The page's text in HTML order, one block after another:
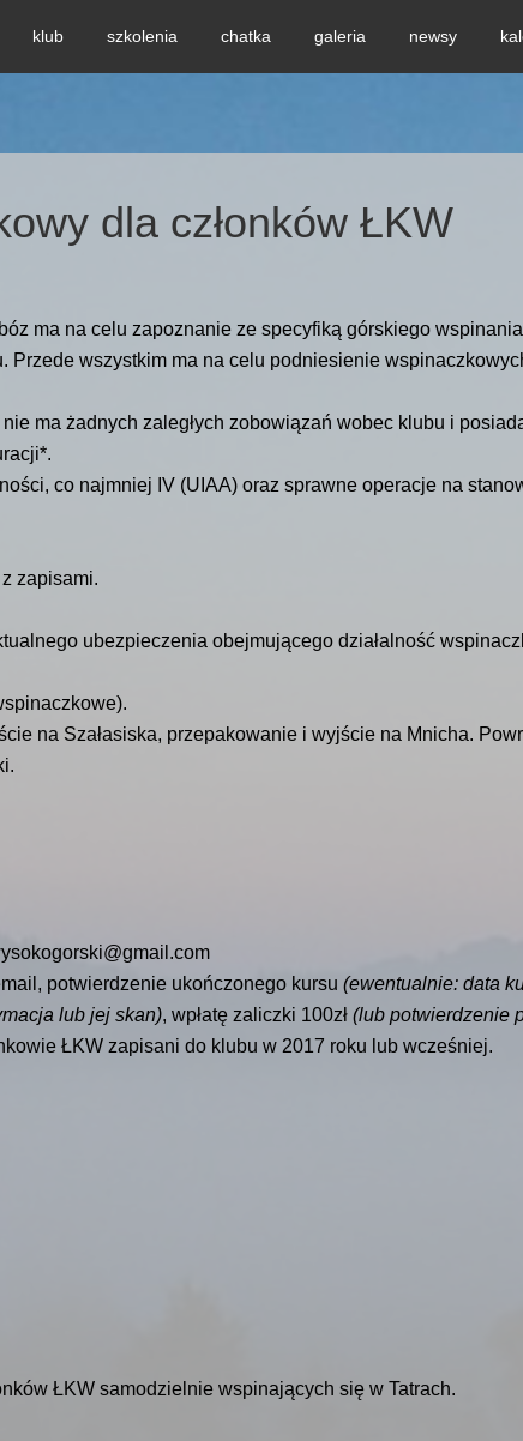
klub szkolenia chatka galeria newsy
dla członków ŁKW
ma na celu zapoznanie ze specyfiką górskiego
wszystkim ma na celu podniesienie
ma żadnych zaległych zobowiązań wobec klubu i
co najmniej IV (UIAA) oraz sprawne operacje na
zapisami.
ubezpieczenia obejmującego działalność
na Szałasiska, przepakowanie i wyjście na Mnicha.
potwierdzenie ukończonego kursu (ewentualnie: data
lub jej skan), wpłatę zaliczki 100zł (lub potwierdzenie
ŁKW zapisani do klubu w 2017 roku lub wcześniej.
ŁKW samodzielnie wspinających się w Tatrach.